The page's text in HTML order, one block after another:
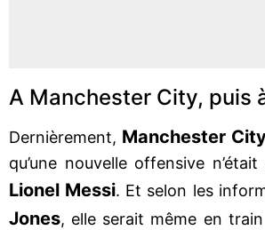
A Manchester City, puis
Dernièrement, Manchester
qu’une nouvelle offensive
Lionel Messi. Et selon les
Jones, elle serait même en